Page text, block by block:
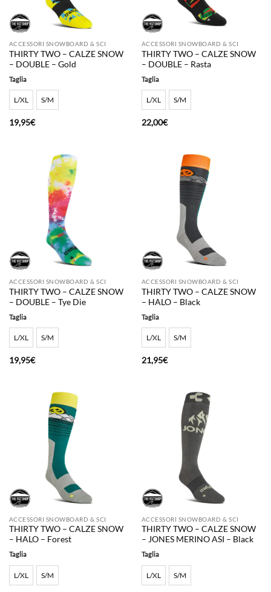
ACCESSORI SNOWBOARD & SCI
THIRTY TWO – CALZE SNOW
– DOUBLE – Gold
Taglia
L/XL S/M
19,95€
ACCESSORI SNOWBOARD & SCI
THIRTY TWO – CALZE SNOW
– DOUBLE – Rasta
Taglia
L/XL S/M
22,00€
ACCESSORI SNOWBOARD & SCI
THIRTY TWO – CALZE SNOW
– DOUBLE – Tye Die
Taglia
L/XL S/M
19,95€
ACCESSORI SNOWBOARD & SCI
THIRTY TWO – CALZE SNOW
– HALO – Black
Taglia
L/XL S/M
21,95€
ACCESSORI SNOWBOARD & SCI
THIRTY TWO – CALZE SNOW
– HALO – Forest
Taglia
L/XL S/M
ACCESSORI SNOWBOARD & SCI
THIRTY TWO – CALZE SNOW
– JONES MERINO ASI – Black
Taglia
L/XL S/M